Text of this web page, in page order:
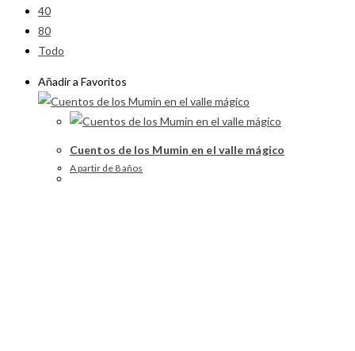
40
80
Todo
Añadir a Favoritos
Cuentos de los Mumin en el valle mágico
A partir de 8 años